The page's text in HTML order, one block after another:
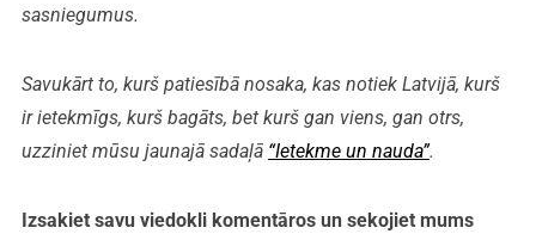
sasniegumus.
Savukārt to, kurš patiesībā nosaka, kas notiek Latvijā, kurš
ir ietekmīgs, kurš bagāts, bet kurš gan viens, gan otrs,
uzziniet mūsu jaunajā sadaļā “Ietekme un nauda”.
Izsakiet savu viedokli komentāros un sekojiet mums